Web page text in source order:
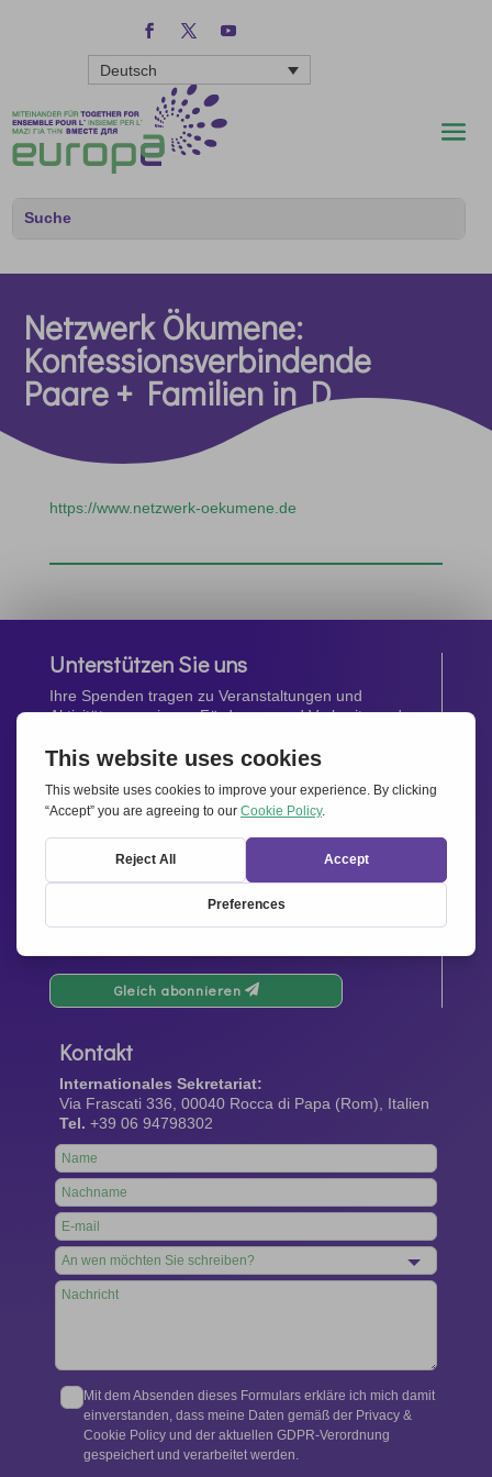
Deutsch
Netzwerk Ökumene:
Konfessionsverbindende
Paare + Familien in D
https://www.netzwerk-oekumene.de
Unterstützen Sie uns
Ihre Spenden tragen zu Veranstaltungen und
Aktivitäten, sowie zur Förderung und Verbreitung des
Jetzt spenden
Newsletter
Bleiben Sie auf dem Laufenden mit den neuesten
Infos aus unserem Netzwerk.
Gleich abonnieren
Kontakt
Internationales Sekretariat:
Via Frascati 336, 00040 Rocca di Papa (Rom), Italien
Tel. +39 06 94798302
Leave
this
field
blank
Mit dem Absenden dieses Formulars erkläre ich mich damit
einverstanden, dass meine Daten gemäß der Privacy &
Cookie Policy und der aktuellen GDPR-Verordnung
gespeichert und verarbeitet werden.